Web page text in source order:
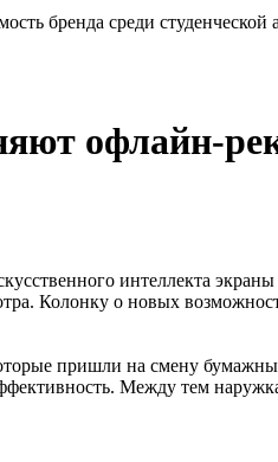
бренда среди
офлайн-
интеллекта экраны
Колонку о новых
пришли на смену
Между тем